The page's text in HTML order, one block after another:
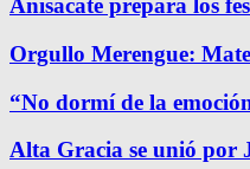
Anisacate prepara los
Orgullo Merengue:
“No dormí de la
Alta Gracia se unió por